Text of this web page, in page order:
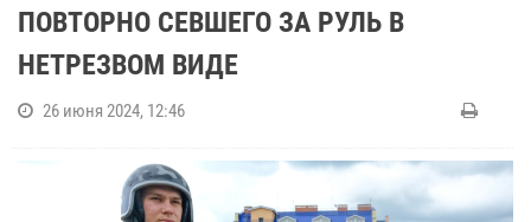
ПОВТОРНО СЕВШЕГО ЗА РУЛЬ В
НЕТРЕЗВОМ ВИДЕ
26 июня 2024, 12:46